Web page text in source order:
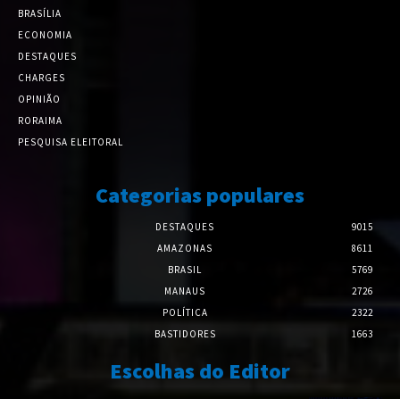
BRASÍLIA
ECONOMIA
DESTAQUES
CHARGES
OPINIÃO
RORAIMA
PESQUISA ELEITORAL
Categorias populares
DESTAQUES
9015
AMAZONAS
8611
BRASIL
5769
MANAUS
2726
POLÍTICA
2322
BASTIDORES
1663
Escolhas do Editor